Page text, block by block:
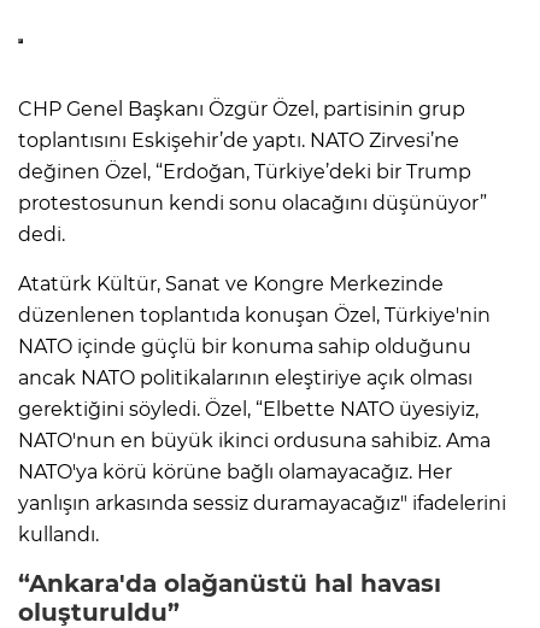
CHP Genel Başkanı Özgür Özel, partisinin grup
toplantısını Eskişehir’de yaptı. NATO Zirvesi’ne
değinen Özel, “Erdoğan, Türkiye’deki bir Trump
protestosunun kendi sonu olacağını düşünüyor”
dedi.
Atatürk Kültür, Sanat ve Kongre Merkezinde
düzenlenen toplantıda konuşan Özel, Türkiye'nin
NATO içinde güçlü bir konuma sahip olduğunu
ancak NATO politikalarının eleştiriye açık olması
gerektiğini söyledi. Özel, “Elbette NATO üyesiyiz,
NATO'nun en büyük ikinci ordusuna sahibiz. Ama
NATO'ya körü körüne bağlı olamayacağız. Her
yanlışın arkasında sessiz duramayacağız" ifadelerini
kullandı.
“Ankara'da olağanüstü hal havası
oluşturuldu”